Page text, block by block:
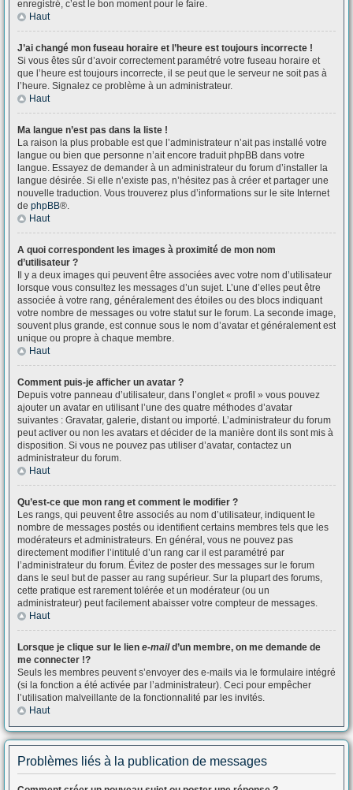
enregistré, c’est le bon moment pour le faire.
Haut
J’ai changé mon fuseau horaire et l’heure est toujours incorrecte !
Si vous êtes sûr d’avoir correctement paramétré votre fuseau horaire et
que l’heure est toujours incorrecte, il se peut que le serveur ne soit pas à
l’heure. Signalez ce problème à un administrateur.
Haut
Ma langue n’est pas dans la liste !
La raison la plus probable est que l’administrateur n’ait pas installé votre
langue ou bien que personne n’ait encore traduit phpBB dans votre
langue. Essayez de demander à un administrateur du forum d’installer la
langue désirée. Si elle n’existe pas, n’hésitez pas à créer et partager une
nouvelle traduction. Vous trouverez plus d’informations sur le site Internet
de phpBB®.
Haut
A quoi correspondent les images à proximité de mon nom
d’utilisateur ?
Il y a deux images qui peuvent être associées avec votre nom d’utilisateur
lorsque vous consultez les messages d’un sujet. L’une d’elles peut être
associée à votre rang, généralement des étoiles ou des blocs indiquant
votre nombre de messages ou votre statut sur le forum. La seconde image,
souvent plus grande, est connue sous le nom d’avatar et généralement est
unique ou propre à chaque membre.
Haut
Comment puis-je afficher un avatar ?
Depuis votre panneau d’utilisateur, dans l’onglet « profil » vous pouvez
ajouter un avatar en utilisant l’une des quatre méthodes d’avatar
suivantes : Gravatar, galerie, distant ou importé. L’administrateur du forum
peut activer ou non les avatars et décider de la manière dont ils sont mis à
disposition. Si vous ne pouvez pas utiliser d’avatar, contactez un
administrateur du forum.
Haut
Qu’est-ce que mon rang et comment le modifier ?
Les rangs, qui peuvent être associés au nom d’utilisateur, indiquent le
nombre de messages postés ou identifient certains membres tels que les
modérateurs et administrateurs. En général, vous ne pouvez pas
directement modifier l’intitulé d’un rang car il est paramétré par
l’administrateur du forum. Évitez de poster des messages sur le forum
dans le seul but de passer au rang supérieur. Sur la plupart des forums,
cette pratique est rarement tolérée et un modérateur (ou un
administrateur) peut facilement abaisser votre compteur de messages.
Haut
Lorsque je clique sur le lien e-maild’un membre, on me demande de
me connecter !?
Seuls les membres peuvent s’envoyer des e-mails via le formulaire intégré
(si la fonction a été activée par l’administrateur). Ceci pour empêcher
l’utilisation malveillante de la fonctionnalité par les invités.
Haut
Problèmes liés à la publication de messages